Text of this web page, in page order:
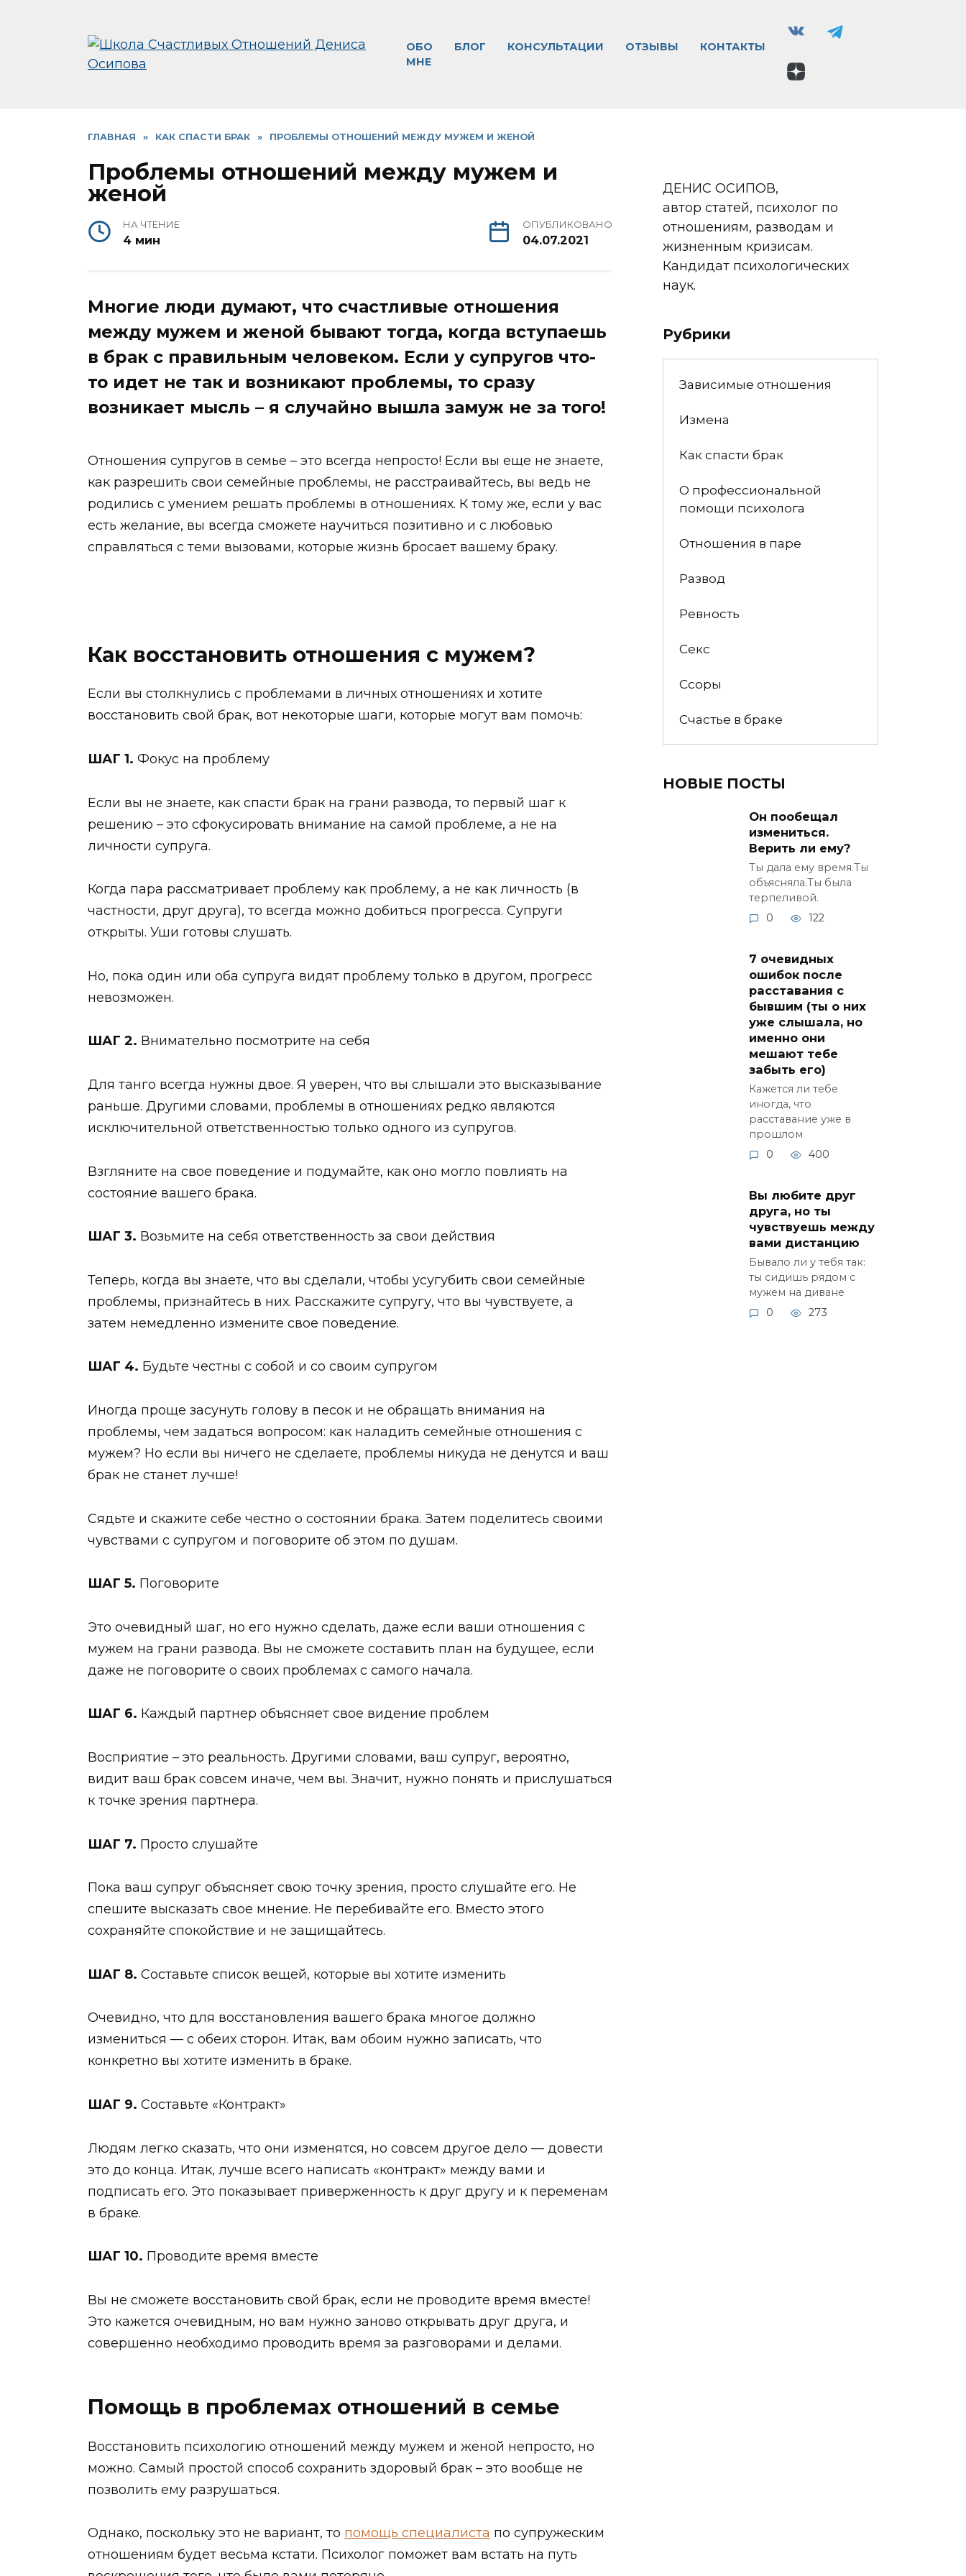
ОБО
МНЕ
БЛОГ КОНСУЛЬТАЦИИ ОТЗЫВЫ КОНТАКТЫ
ГЛАВНАЯ » КАК СПАСТИ БРАК » ПРОБЛЕМЫ ОТНОШЕНИЙ МЕЖДУ МУЖЕМ И ЖЕНОЙ
Проблемы отношений между мужем и
женой
НА ЧТЕНИЕ
4 мин
ОПУБЛИКОВАНО
04.07.2021
Многие люди думают, что счастливые отношения
между мужем и женой бывают тогда, когда вступаешь
в брак с правильным человеком. Если у супругов что-
то идет не так и возникают проблемы, то сразу
возникает мысль – я случайно вышла замуж не за того!
Отношения супругов в семье – это всегда непросто! Если вы еще не знаете,
как разрешить свои семейные проблемы, не расстраивайтесь, вы ведь не
родились с умением решать проблемы в отношениях. К тому же, если у вас
есть желание, вы всегда сможете научиться позитивно и с любовью
справляться с теми вызовами, которые жизнь бросает вашему браку.
Как восстановить отношения с мужем?
Если вы столкнулись с проблемами в личных отношениях и хотите
восстановить свой брак, вот некоторые шаги, которые могут вам помочь:
ШАГ 1. Фокус на проблему
Если вы не знаете, как спасти брак на грани развода, то первый шаг к
решению – это сфокусировать внимание на самой проблеме, а не на
личности супруга.
Когда пара рассматривает проблему как проблему, а не как личность (в
частности, друг друга), то всегда можно добиться прогресса. Супруги
открыты. Уши готовы слушать.
Но, пока один или оба супруга видят проблему только в другом, прогресс
невозможен.
ШАГ 2. Внимательно посмотрите на себя
Для танго всегда нужны двое. Я уверен, что вы слышали это высказывание
раньше. Другими словами, проблемы в отношениях редко являются
исключительной ответственностью только одного из супругов.
Взгляните на свое поведение и подумайте, как оно могло повлиять на
состояние вашего брака.
ШАГ 3. Возьмите на себя ответственность за свои действия
Теперь, когда вы знаете, что вы сделали, чтобы усугубить свои семейные
проблемы, признайтесь в них. Расскажите супругу, что вы чувствуете, а
затем немедленно измените свое поведение.
ШАГ 4. Будьте честны с собой и со своим супругом
Иногда проще засунуть голову в песок и не обращать внимания на
проблемы, чем задаться вопросом: как наладить семейные отношения с
мужем? Но если вы ничего не сделаете, проблемы никуда не денутся и ваш
брак не станет лучше!
Сядьте и скажите себе честно о состоянии брака. Затем поделитесь своими
чувствами с супругом и поговорите об этом по душам.
ШАГ 5. Поговорите
Это очевидный шаг, но его нужно сделать, даже если ваши отношения с
мужем на грани развода. Вы не сможете составить план на будущее, если
даже не поговорите о своих проблемах с самого начала.
ШАГ 6. Каждый партнер объясняет свое видение проблем
Восприятие – это реальность. Другими словами, ваш супруг, вероятно,
видит ваш брак совсем иначе, чем вы. Значит, нужно понять и прислушаться
к точке зрения партнера.
ШАГ 7. Просто слушайте
Пока ваш супруг объясняет свою точку зрения, просто слушайте его. Не
спешите высказать свое мнение. Не перебивайте его. Вместо этого
сохраняйте спокойствие и не защищайтесь.
ШАГ 8. Составьте список вещей, которые вы хотите изменить
Очевидно, что для восстановления вашего брака многое должно
измениться — с обеих сторон. Итак, вам обоим нужно записать, что
конкретно вы хотите изменить в браке.
ШАГ 9. Составьте «Контракт»
Людям легко сказать, что они изменятся, но совсем другое дело — довести
это до конца. Итак, лучше всего написать «контракт» между вами и
подписать его. Это показывает приверженность к друг другу и к переменам
в браке.
ШАГ 10. Проводите время вместе
Вы не сможете восстановить свой брак, если не проводите время вместе!
Это кажется очевидным, но вам нужно заново открывать друг друга, и
совершенно необходимо проводить время за разговорами и делами.
Помощь в проблемах отношений в семье
Восстановить психологию отношений между мужем и женой непросто, но
можно. Самый простой способ сохранить здоровый брак – это вообще не
позволить ему разрушаться.
Однако, поскольку это не вариант, то помощь специалиста по супружеским
отношениям будет весьма кстати. Психолог поможет вам встать на путь
ДЕНИС ОСИПОВ,
автор статей, психолог по
отношениям, разводам и
жизненным кризисам.
Кандидат психологических
наук.
Рубрики
Зависимые отношения
Измена
Как спасти брак
О профессиональной
помощи психолога
Отношения в паре
Развод
Ревность
Секс
Ссоры
Счастье в браке
НОВЫЕ ПОСТЫ
Он пообещал
измениться.
Верить ли ему?
Ты дала ему время.Ты
объясняла.Ты была
терпеливой.
0
122
7 очевидных
ошибок после
расставания с
бывшим (ты о них
уже слышала, но
именно они
мешают тебе
забыть его)
Кажется ли тебе
иногда, что
расставание уже в
прошлом
0
400
Вы любите друг
друга, но ты
чувствуешь между
вами дистанцию
Бывало ли у тебя так:
ты сидишь рядом с
мужем на диване
0
273